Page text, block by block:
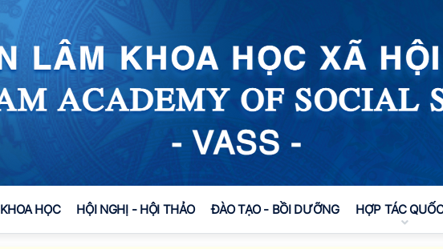
HỌC HỘI NGHỊ - HỘI THẢO ĐÀO TẠO - BỒI DƯỠNG HỢP TÁC